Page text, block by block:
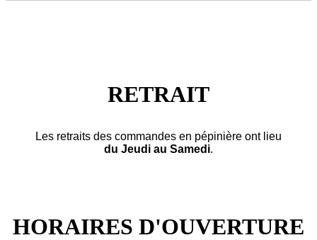
RETRAIT
Les retraits des commandes en pépinière ont lieu
du Jeudi au Samedi.
HORAIRES D'OUVERTURE